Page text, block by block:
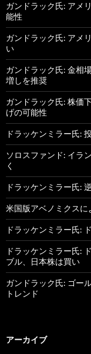
ガンドラック氏: アメ
能性
ガンドラック氏: アメ
い
ガンドラック氏: 金相
増しを推奨
ガンドラック氏: 株価
げの可能性
ドラッケンミラー氏:
ソロスファンド: イラ
く
ドラッケンミラー氏:
米国版アベノミクスに
ドラッケンミラー氏:
ドラッケンミラー氏:
ブル、日本株は買い
ガンドラック氏: ゴー
トレンド
アーカイブ